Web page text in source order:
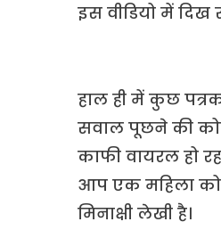
इस वीडियो में दिख
हाल ही में कुछ
सवाल पूछने की
काफी वायरल हो
आप एक महिला को
मिनाक्षी लेखी है।